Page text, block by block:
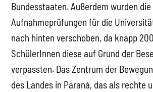
Bundesstaaten. Außerdem wurden die
Aufnahmeprüfungen für die
nach hinten verschoben, da knapp
SchülerInnen diese auf Grund der
verpassten. Das Zentrum der
des Landes in Paraná, das als rechte